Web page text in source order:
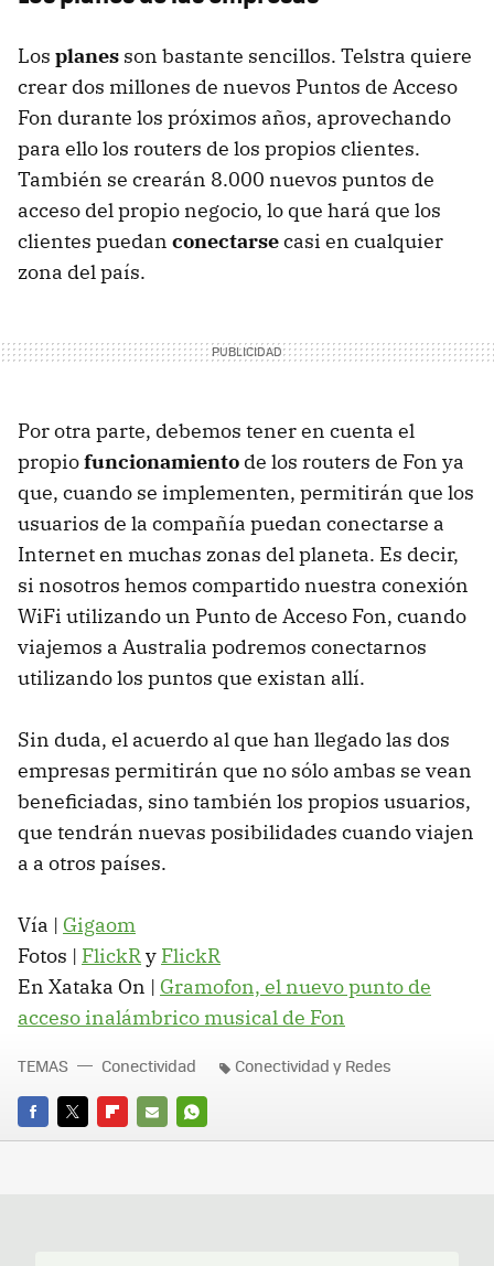
Los planes son bastante sencillos. Telstra quiere
crear dos millones de nuevos Puntos de Acceso
Fon durante los próximos años, aprovechando
para ello los routers de los propios clientes.
También se crearán 8.000 nuevos puntos de
acceso del propio negocio, lo que hará que los
clientes puedan conectarsecasi en cualquier
zona del país.
Por otra parte, debemos tener en cuenta el
propiofuncionamiento de los routers de Fon ya
que, cuando se implementen, permitirán que los
usuarios de la compañía puedan conectarse a
Internet en muchas zonas del planeta. Es decir,
si nosotros hemos compartido nuestra conexión
WiFi utilizando un Punto de Acceso Fon, cuando
viajemos a Australia podremos conectarnos
utilizando los puntos que existan allí.
Sin duda, el acuerdo al que han llegado las dos
empresas permitirán que no sólo ambas se vean
beneficiadas, sino también los propios usuarios,
que tendrán nuevas posibilidades cuando viajen
a a otros países.
Vía | Gigaom
Fotos | FlickRy FlickR
En Xataka On | Gramofon, el nuevo punto de
acceso inalámbrico musical de Fon
FACEBOOK
TWITTERFLIPBOARD
E-
WHATSAPP
TEMAS Conectividad Conectividad y Redes